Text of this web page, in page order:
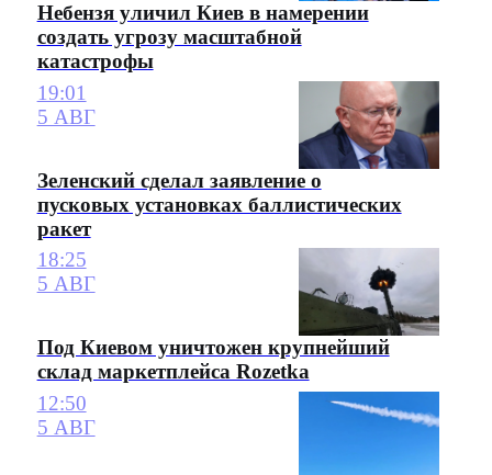
Небензя уличил Киев в намерении
создать угрозу масштабной
катастрофы
19:01
5 АВГ
Зеленский сделал заявление о
пусковых установках баллистических
ракет
18:25
5 АВГ
Под Киевом уничтожен крупнейший
склад маркетплейса Rozetka
12:50
5 АВГ